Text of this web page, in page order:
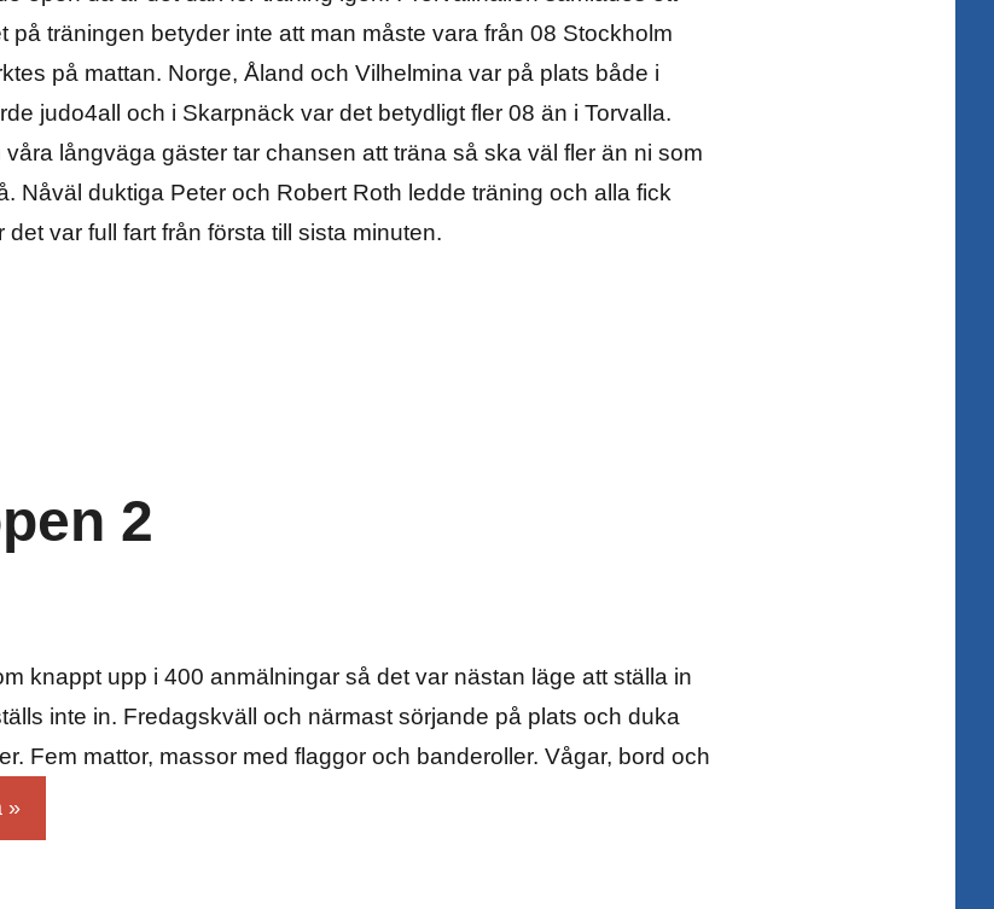
på träningen betyder inte att man måste vara från 08 Stockholm
på mattan. Norge, Åland och Vilhelmina var på plats både i
judo4all och i Skarpnäck var det betydligt fler 08 än i Torvalla.
långväga gäster tar chansen att träna så ska väl fler än ni som
Nåväl duktiga Peter och Robert Roth ledde träning och alla fick
var full fart från första till sista minuten.
2
knappt upp i 400 anmälningar så det var nästan läge att ställa in
inte in. Fredagskväll och närmast sörjande på plats och duka
Fem mattor, massor med flaggor och banderoller. Vågar, bord och